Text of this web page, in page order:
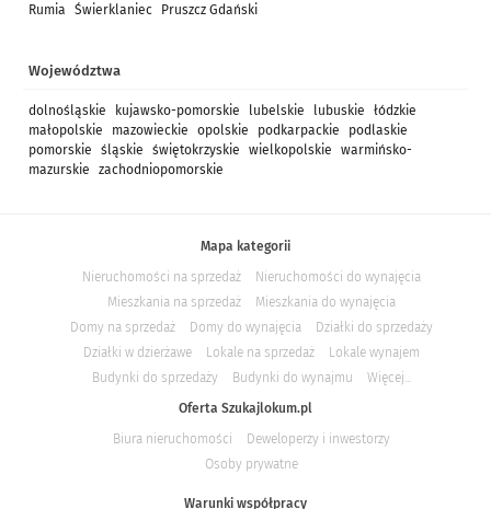
Rumia
Świerklaniec Pruszcz Gdański
Województwa
dolnośląskie kujawsko-pomorskie lubelskie lubuskie
łódzkie
małopolskie
mazowieckie opolskie podkarpackie
podlaskie
pomorskie
śląskie świętokrzyskie wielkopolskie
warmińsko-
mazurskie
zachodniopomorskie
Mapa kategorii
Nieruchomości na sprzedaż
Nieruchomości do wynajęcia
Mieszkania na sprzedaż
Mieszkania do wynajęcia
Domy na sprzedaż
Domy do wynajęcia
Działki do sprzedaży
Działki w dzierżawe
Lokale na sprzedaż
Lokale wynajem
Budynki do sprzedaży
Budynki do wynajmu
Więcej...
Oferta Szukajlokum.pl
Biura nieruchomości
Deweloperzy i inwestorzy
Osoby prywatne
Warunki współpracy